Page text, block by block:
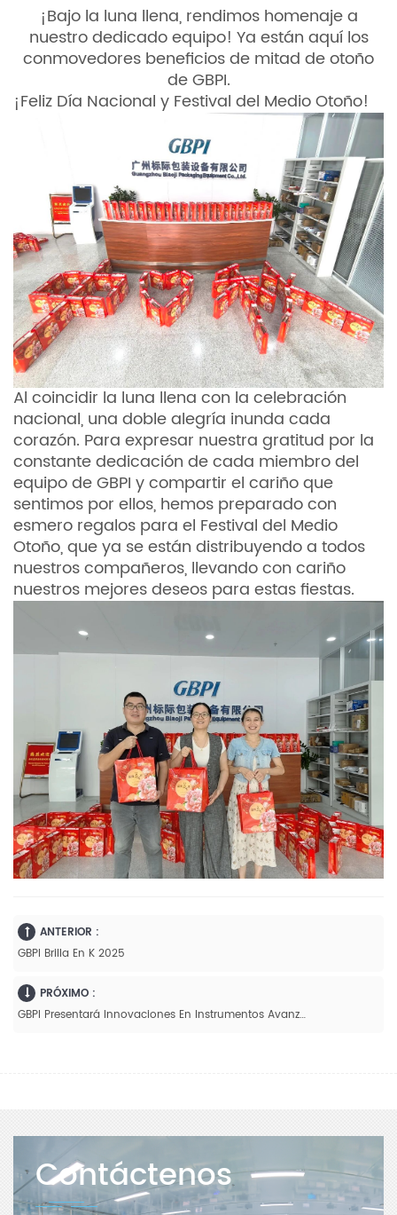
¡Bajo la luna llena, rendimos homenaje a
nuestro dedicado equipo! Ya están aquí los
conmovedores beneficios de mitad de otoño
de GBPI.
¡Feliz Día Nacional y Festival del Medio Otoño!
Al coincidir la luna llena con la celebración
nacional, una doble alegría inunda cada
corazón. Para expresar nuestra gratitud por la
constante dedicación de cada miembro del
equipo de GBPI y compartir el cariño que
sentimos por ellos, hemos preparado con
esmero regalos para el Festival del Medio
Otoño, que ya se están distribuyendo a todos
nuestros compañeros, llevando con cariño
nuestros mejores deseos para estas fiestas.
ANTERIOR :
GBPI Brilla En K 2025
PRÓXIMO :
GBPI Presentará Innovaciones En Instrumentos Avanzados De Prueba De Materiales En La K 2025 De Düsseldorf
Contáctenos